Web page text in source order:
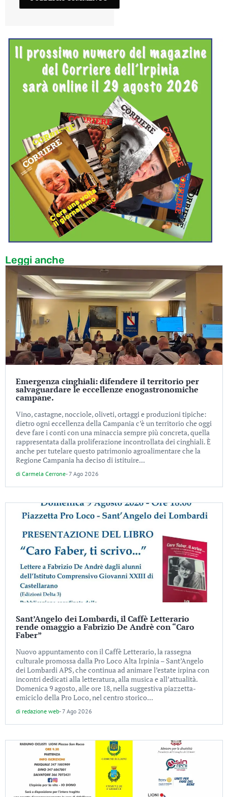
Leggi anche
Emergenza cinghiali: difendere il territorio per
salvaguardare le eccellenze enogastronomiche
campane.
Vino, castagne, nocciole, oliveti, ortaggi e produzioni tipiche:
dietro ogni eccellenza della Campania c’è un territorio che oggi
deve fare i conti con una minaccia sempre più concreta, quella
rappresentata dalla proliferazione incontrollata dei cinghiali. È
anche per tutelare questo patrimonio agroalimentare che la
Regione Campania ha deciso di istituire...
di Carmela Cerrone-7 Ago 2026
Sant’Angelo dei Lombardi, il Caffè Letterario
rende omaggio a Fabrizio De Andrè con “Caro
Faber”
Nuovo appuntamento con il Caffè Letterario, la rassegna
culturale promossa dalla Pro Loco Alta Irpinia – Sant’Angelo
dei Lombardi APS, che continua ad animare l’estate irpina con
incontri dedicati alla letteratura, alla musica e all’attualità.
Domenica 9 agosto, alle ore 18, nella suggestiva piazzetta-
emiciclo della Pro Loco, nel centro storico...
di redazione web-7 Ago 2026